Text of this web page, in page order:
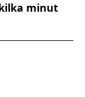
kilka minut